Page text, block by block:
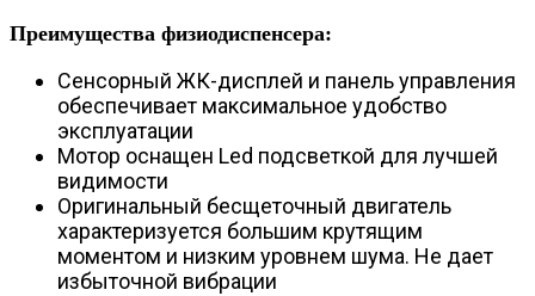
Преимущества физиодиспенсера:
Сенсорный ЖК-дисплей и панель управления
обеспечивает максимальное удобство
эксплуатации
Мотор оснащен Led подсветкой для лучшей
видимости
Оригинальный бесщеточный двигатель
характеризуется большим крутящим
моментом и низким уровнем шума. Не дает
избыточной вибрации